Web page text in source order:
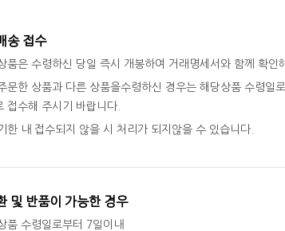
송 접수
품은 수령하신 당일 즉시 개봉하여 거래명세서와 함께 확인
문한 상품과 다른 상품을수령하신 경우는 해당상품 수령
접수해 주시기 바랍니다.
한 내 접수되지 않을 시 처리가 되지않을 수 있습니다.
및 반품이 가능한 경우
품 수령일로부터 7일이내